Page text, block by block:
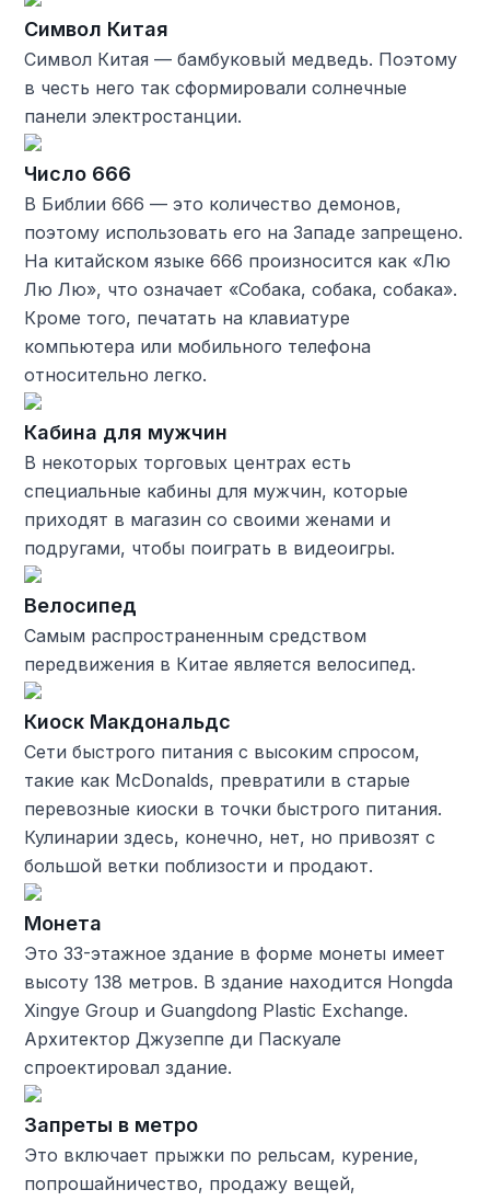
Символ Китая
Символ Китая — бамбуковый медведь. Поэтому
в честь него так сформировали солнечные
панели электростанции.
Число 666
В Библии 666 — это количество демонов,
поэтому использовать его на Западе запрещено.
На китайском языке 666 произносится как «Лю
Лю Лю», что означает «Собака, собака, собака».
Кроме того, печатать на клавиатуре
компьютера или мобильного телефона
относительно легко.
Кабина для мужчин
В некоторых торговых центрах есть
специальные кабины для мужчин, которые
приходят в магазин со своими женами и
подругами, чтобы поиграть в видеоигры.
Велосипед
Самым распространенным средством
передвижения в Китае является велосипед.
Киоск Макдональдс
Сети быстрого питания с высоким спросом,
такие как McDonalds, превратили в старые
перевозные киоски в точки быстрого питания.
Кулинарии здесь, конечно, нет, но привозят с
большой ветки поблизости и продают.
Монета
Это 33-этажное здание в форме монеты имеет
высоту 138 метров. В здание находится Hongda
Xingye Group и Guangdong Plastic Exchange.
Архитектор Джузеппе ди Паскуале
спроектировал здание.
Запреты в метро
Это включает прыжки по рельсам, курение,
попрошайничество, продажу вещей,